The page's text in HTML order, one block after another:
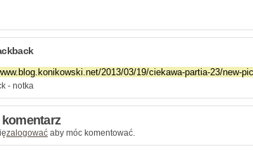
- notka
zalogować aby móc komentować.